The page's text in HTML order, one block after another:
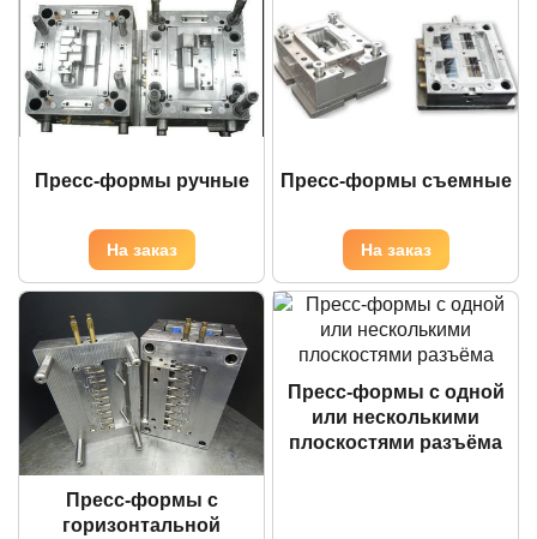
Пресс-формы ручные Пресс-формы съемные
Пресс-формы с
горизонтальной
Пресс-формы с одной
или несколькими
плоскостями разъёма